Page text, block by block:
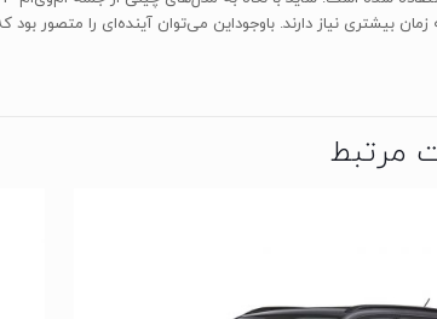
بیشتری نیاز دارند. باوجوداین می‌توان آینده‌ای را متصور بود
مرتبط